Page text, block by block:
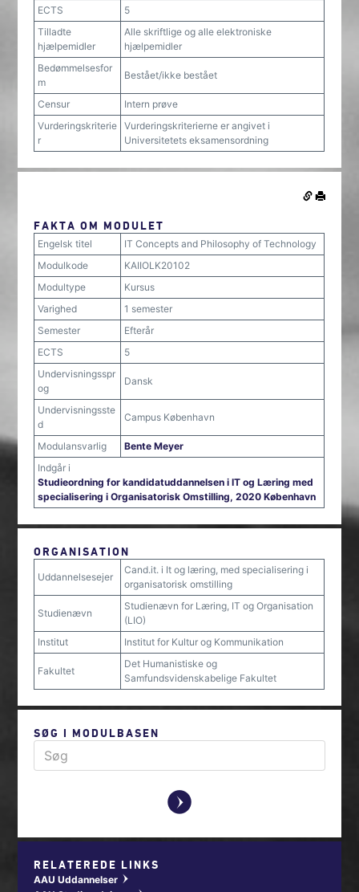
ECTS
5
Tilladte
hjælpemidler
Alle skriftlige og alle elektroniske
hjælpemidler
Bedømmelsesfor
m
Bestået/ikke bestået
Censur
Intern prøve
Vurderingskriterie
r
Vurderingskriterierne er angivet i
Universitetets eksamensordning
FAKTA OM MODULET
Engelsk titel
IT Concepts and Philosophy of Technology
Modulkode
KAIIOLK20102
Modultype
Kursus
Varighed
1 semester
Semester
Efterår
ECTS
5
Undervisningsspr
og
Dansk
Undervisningsste
d
Campus København
Modulansvarlig
Bente Meyer
Indgår i
Studieordning for kandidatuddannelsen i IT og Læring med
specialisering i Organisatorisk Omstilling, 2020 København
ORGANISATION
Uddannelsesejer
Cand.it. i It og læring, med specialisering i
organisatorisk omstilling
Studienævn
Studienævn for Læring, IT og Organisation
(LIO)
Institut
Institut for Kultur og Kommunikation
Fakultet
Det Humanistiske og
Samfundsvidenskabelige Fakultet
SØG I MODULBASEN
y
RELATEREDE LINKS
AAU Uddannelser w